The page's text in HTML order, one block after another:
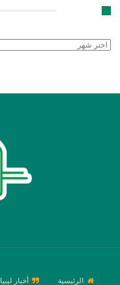
الأرشيف
الرئيسية أخبار ليبيا